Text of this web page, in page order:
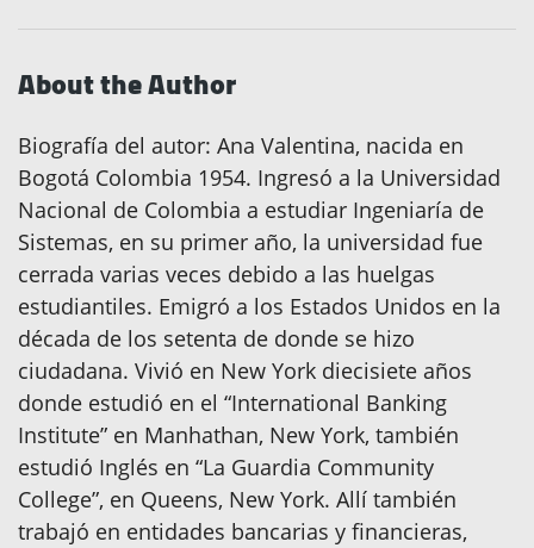
About the Author
Biografía del autor: Ana Valentina, nacida en
Bogotá Colombia 1954. Ingresó a la Universidad
Nacional de Colombia a estudiar Ingeniaría de
Sistemas, en su primer año, la universidad fue
cerrada varias veces debido a las huelgas
estudiantiles. Emigró a los Estados Unidos en la
década de los setenta de donde se hizo
ciudadana. Vivió en New York diecisiete años
donde estudió en el “International Banking
Institute” en Manhathan, New York, también
estudió Inglés en “La Guardia Community
College”, en Queens, New York. Allí también
trabajó en entidades bancarias y financieras,